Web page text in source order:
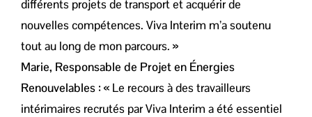
différents projets de transport et acquérir de
nouvelles compétences. Viva Interim m’a soutenu
tout au long de mon parcours. »
Marie, Responsable de Projet en Énergies
Renouvelables : « Le recours à des travailleurs
intérimaires recrutés par Viva Interim a été essentiel